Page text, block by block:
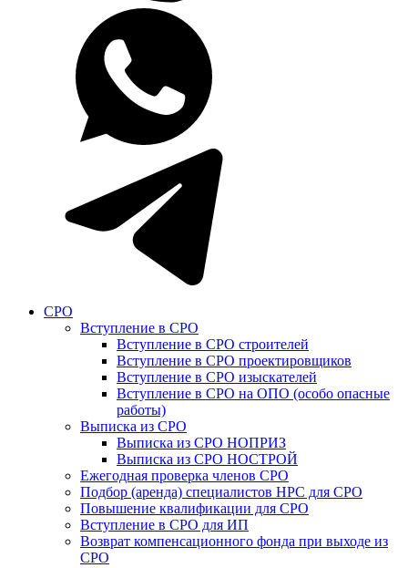
СРО
Вступление в СРО
Вступление в СРО строителей
Вступление в СРО проектировщиков
Вступление в СРО изыскателей
Вступление в СРО на ОПО (особо опасные
работы)
Выписка из СРО
Выписка из СРО НОПРИЗ
Выписка из СРО НОСТРОЙ
Ежегодная проверка членов СРО
Подбор (аренда) специалистов НРС для СРО
Повышение квалификации для СРО
Вступление в СРО для ИП
Возврат компенсационного фонда при выходе из
СРО